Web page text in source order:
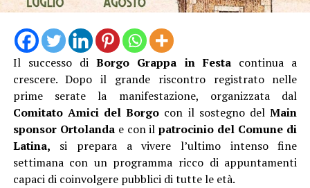
Il successo diBorgo Grappa in Festacontinua a
crescere. Dopo il grande riscontro registrato nelle
prime serate la manifestazione, organizzata dal
Comitato Amici del Borgo con il sostegno delMain
sponsor Ortolandae con ilpatrocinio del Comune di
Latina, si prepara a vivere l’ultimo intenso fine
settimana con un programma ricco di appuntamenti
capaci di coinvolgere pubblici di tutte le età.